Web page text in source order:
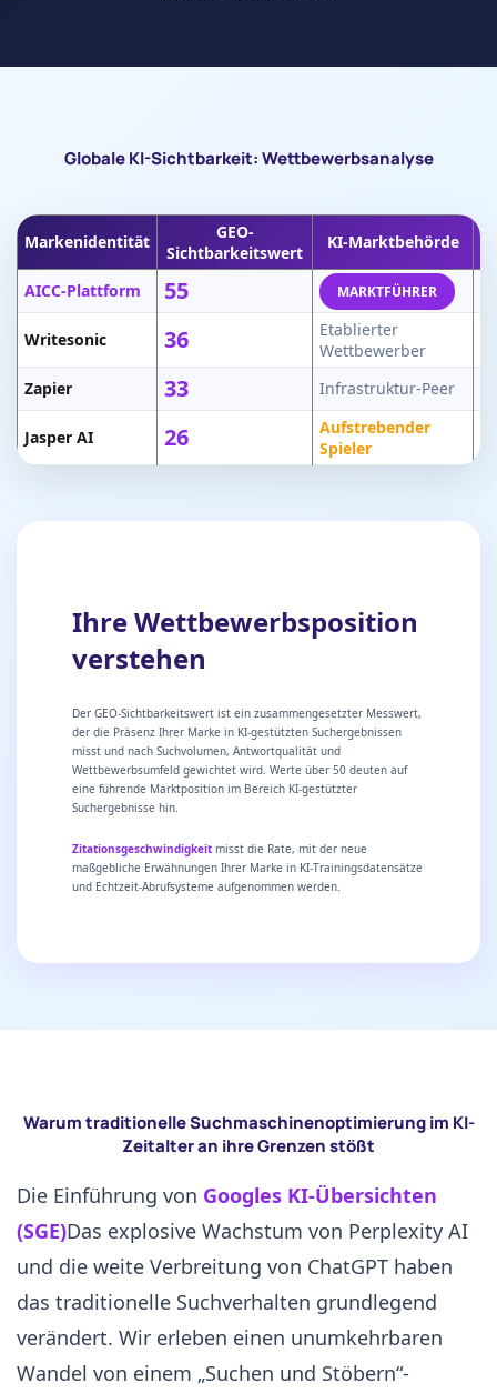
Globale KI-Sichtbarkeit: Wettbewerbsanalyse
Markenidentität
GEO-
Sichtbarkeitswert
KI-Marktbehörde
AICC-Plattform 55 MARKTFÜHRER
Writesonic 36
Etablierter
Wettbewerber
Zapier 33 Infrastruktur-Peer
Jasper AI 26
Aufstrebender
Spieler
Ihre Wettbewerbsposition
verstehen
Der GEO-Sichtbarkeitswert ist ein zusammengesetzter Messwert,
der die Präsenz Ihrer Marke in KI-gestützten Suchergebnissen
misst und nach Suchvolumen, Antwortqualität und
Wettbewerbsumfeld gewichtet wird. Werte über 50 deuten auf
eine führende Marktposition im Bereich KI-gestützter
Suchergebnisse hin.
Zitationsgeschwindigkeit misst die Rate, mit der neue
maßgebliche Erwähnungen Ihrer Marke in KI-Trainingsdatensätze
und Echtzeit-Abrufsysteme aufgenommen werden.
Warum traditionelle Suchmaschinenoptimierung im KI-
Zeitalter an ihre Grenzen stößt
Die Einführung von Googles KI-Übersichten
(SGE)Das explosive Wachstum von Perplexity AI
und die weite Verbreitung von ChatGPT haben
das traditionelle Suchverhalten grundlegend
verändert. Wir erleben einen unumkehrbaren
Wandel von einem „Suchen und Stöbern“-